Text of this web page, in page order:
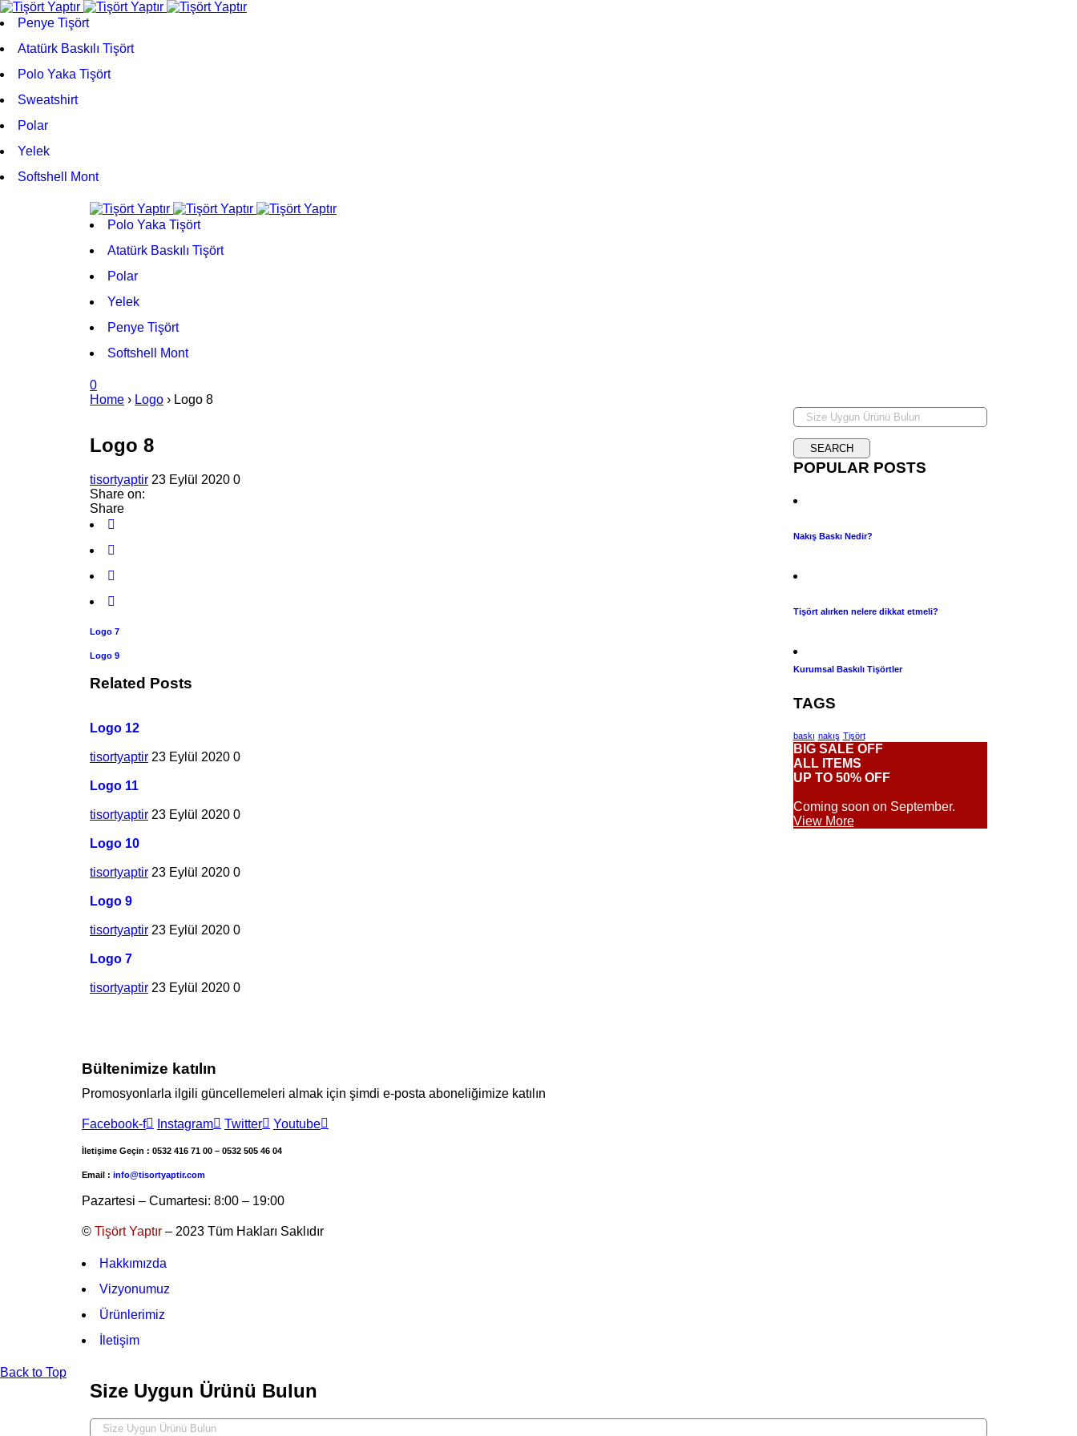
Penye Tişört
Atatürk Baskılı Tişört
Polo Yaka Tişört
Sweatshirt
Polar
Yelek
Softshell Mont
Polo Yaka Tişört
Atatürk Baskılı Tişört
Polar
Yelek
Penye Tişört
Softshell Mont
0
Home › Logo › Logo 8
Logo 8
tisortyaptir 23 Eylül 2020 0
Share on:
Share
Logo 7
Logo 9
Related Posts
Logo 12
tisortyaptir 23 Eylül 2020 0
Logo 11
tisortyaptir 23 Eylül 2020 0
Logo 10
tisortyaptir 23 Eylül 2020 0
Logo 9
tisortyaptir 23 Eylül 2020 0
Logo 7
tisortyaptir 23 Eylül 2020 0
POPULAR POSTS
Nakış Baskı Nedir?
Tişört alırken nelere dikkat etmeli?
Kurumsal Baskılı Tişörtler
TAGS
baskı nakış Tişört
BIG SALE OFF
ALL ITEMS
UP TO 50% OFF
Coming soon on September.
View More
Bültenimize katılın
Promosyonlarla ilgili güncellemeleri almak için şimdi e-posta aboneliğimize katılın
Facebook-f Instagram Twitter Youtube
İletişime Geçin : 0532 416 71 00 – 0532 505 46 04
Email : info@tisortyaptir.com
Pazartesi – Cumartesi: 8:00 – 19:00
© Tişört Yaptır – 2023 Tüm Hakları Saklıdır
Hakkımızda
Vizyonumuz
Ürünlerimiz
İletişim
Back to Top
Size Uygun Ürünü Bulun